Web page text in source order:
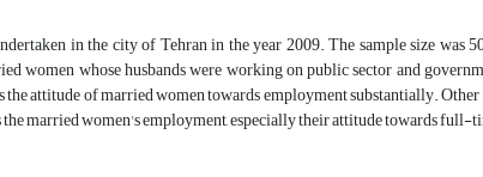
in the city of Tehran in the year 2009. The sample size was
women whose husbands were working on public sector and
attitude of married women towards employment substantially. Other
the married women's employment, especially their attitude towards full-